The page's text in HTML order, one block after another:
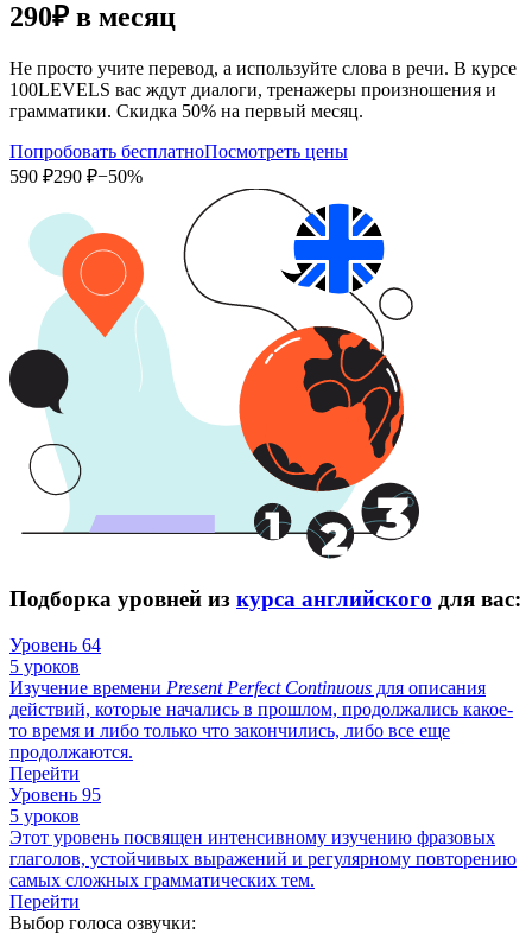
290₽ в месяц
Не просто учите перевод, а используйте слова в речи. В курсе
100LEVELS вас ждут диалоги, тренажеры произношения и
грамматики. Скидка 50% на первый месяц.
Попробовать бесплатноПосмотреть цены
590 ₽290 ₽−50%
Подборка уровней из курса английского для вас:
Уровень 64
5 уроков
Изучение времени Present Perfect Continuous для описания
действий, которые начались в прошлом, продолжались какое-
то время и либо только что закончились, либо все еще
продолжаются.
Перейти
Уровень 95
5 уроков
Этот уровень посвящен интенсивному изучению фразовых
глаголов, устойчивых выражений и регулярному повторению
самых сложных грамматических тем.
Перейти
Выбор голоса озвучки: